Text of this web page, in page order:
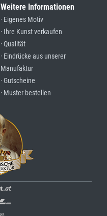
Weitere Informationen
· Eigenes Motiv
· Ihre Kunst verkaufen
· Qualität
· Eindrücke aus unserer
Manufaktur
· Gutscheine
· Muster bestellen